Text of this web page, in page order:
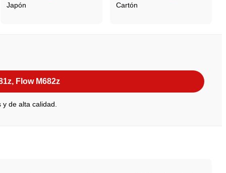
Japón Cartón
Flow M682z
de alta calidad.